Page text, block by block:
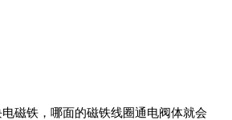
磁铁，哪面的磁铁线圈通电阀体就会